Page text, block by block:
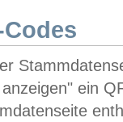
Codes
ein